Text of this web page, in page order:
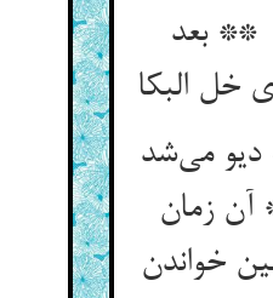
** بعد
دیو می‌شد
زمان